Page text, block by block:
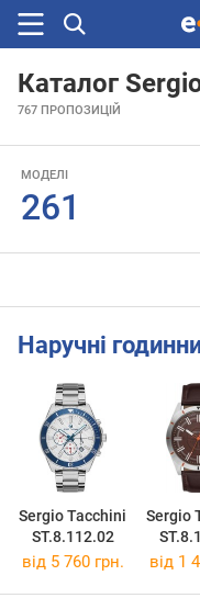
Шукали
Каталог
767 ПРОПОЗИЦІЙ
МОДЕЛІ
261
Наручні
Sergio Tacchini
ST.8.112.02
Sergio
від 5 760 грн. від 1